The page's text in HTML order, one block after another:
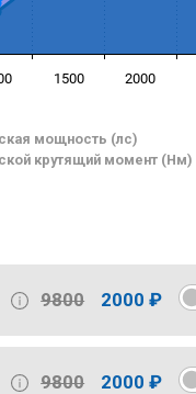
мощность (лс)
крутящий момент (Нм)
1500 2000
9800 2000 ₽
9800 2000 ₽